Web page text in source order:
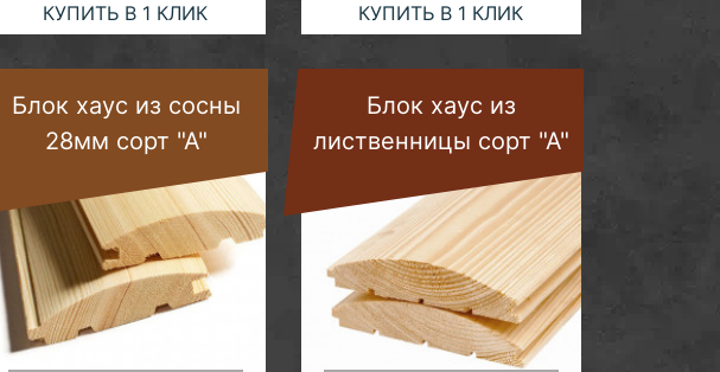
КУПИТЬ В 1 КЛИК
КУПИТЬ В 1 КЛИК
Блок хаус из сосны
28мм сорт "А"
Блок хаус из
лиственницы сорт "А"